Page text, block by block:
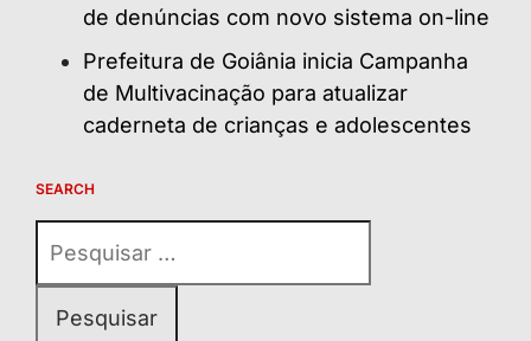
de denúncias com novo sistema on-line
Prefeitura de Goiânia inicia Campanha
de Multivacinação para atualizar
caderneta de crianças e adolescentes
SEARCH
por: